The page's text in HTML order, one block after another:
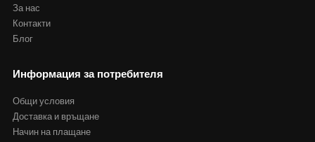
За нас
Контакти
Блог
Информация за потребителя
Общи условия
Доставка и връщане
Начин на плащане